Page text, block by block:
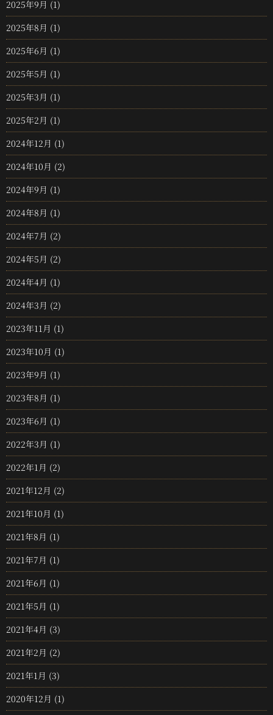
2025年9月 (1)
2025年8月 (1)
2025年6月 (1)
2025年5月 (1)
2025年3月 (1)
2025年2月 (1)
2024年12月 (1)
2024年10月 (2)
2024年9月 (1)
2024年8月 (1)
2024年7月 (2)
2024年5月 (2)
2024年4月 (1)
2024年3月 (2)
2023年11月 (1)
2023年10月 (1)
2023年9月 (1)
2023年8月 (1)
2023年6月 (1)
2022年3月 (1)
2022年1月 (2)
2021年12月 (2)
2021年10月 (1)
2021年8月 (1)
2021年7月 (1)
2021年6月 (1)
2021年5月 (1)
2021年4月 (3)
2021年2月 (2)
2021年1月 (3)
2020年12月 (1)